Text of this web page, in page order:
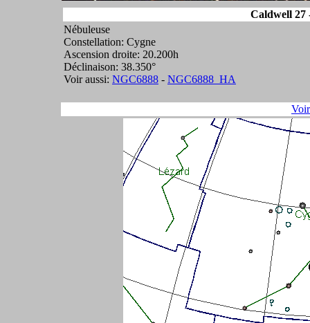
Caldwell 27
Nébuleuse
Constellation: Cygne
Ascension droite: 20.200h
Déclinaison: 38.350°
Voir aussi: NGC6888 - NGC6888_HA